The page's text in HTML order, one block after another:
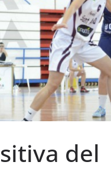
del